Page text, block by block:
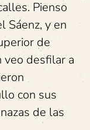
Pienso
Sáenz, y en
de
veo desfilar a
con sus
de las